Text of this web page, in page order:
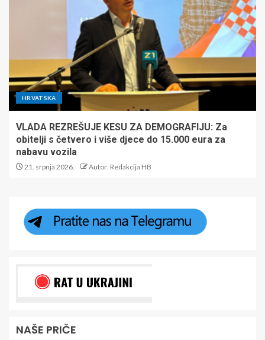
HRVATSKA
VLADA REZREŠUJE KESU ZA DEMOGRAFIJU: Za
obitelji s četvero i više djece do 15.000 eura za
nabavu vozila
21. srpnja 2026. Autor: Redakcija HB
NAŠE PRIČE